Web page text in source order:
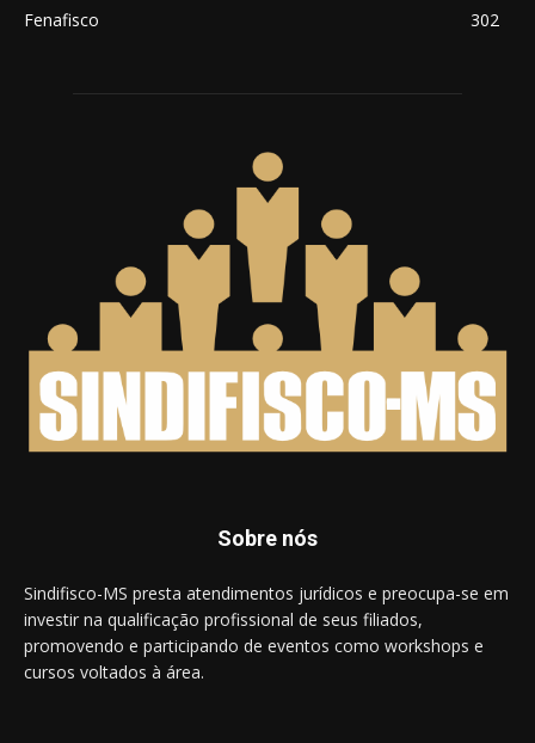
Fenafisco
302
Sobre nós
Sindifisco-MS presta atendimentos jurídicos e preocupa-se em
investir na qualificação profissional de seus filiados,
promovendo e participando de eventos como workshops e
cursos voltados à área.